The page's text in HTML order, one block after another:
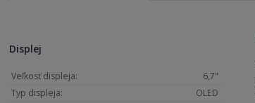
Displej
Veľkosť displeja:
6,7"
Typ displeja:
OLED